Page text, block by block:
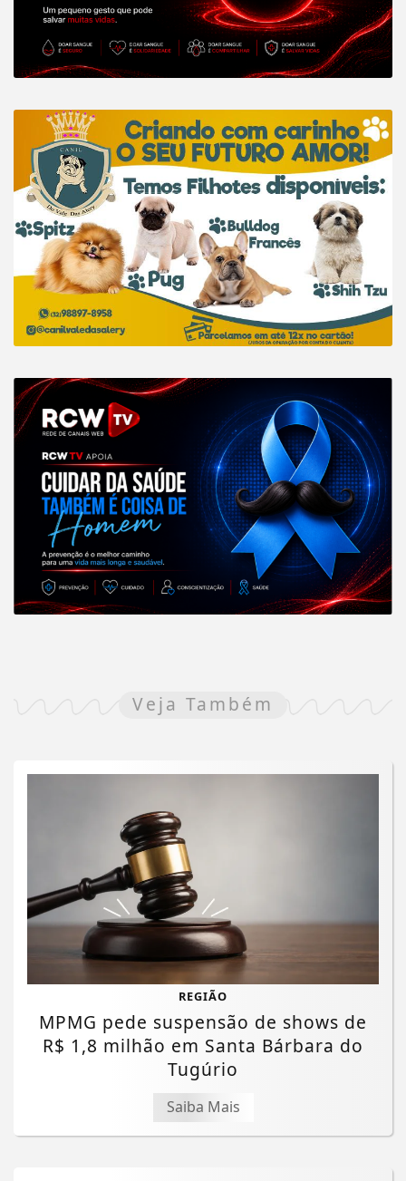
Veja Também
REGIÃO
MPMG pede suspensão de shows de
R$ 1,8 milhão em Santa Bárbara do
Tugúrio
Saiba Mais